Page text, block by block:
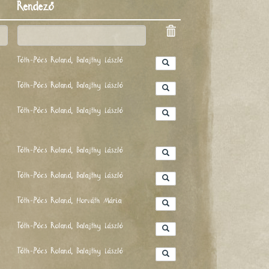
Rendező
Tóth-Pócs Roland, Balajthy László
Tóth-Pócs Roland, Balajthy László
Tóth-Pócs Roland, Balajthy László
Tóth-Pócs Roland, Balajthy László
Tóth-Pócs Roland, Balajthy László
Tóth-Pócs Roland, Horváth Mária
Tóth-Pócs Roland, Balajthy László
Tóth-Pócs Roland, Balajthy László